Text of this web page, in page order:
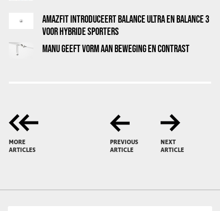
AMAZFIT INTRODUCEERT BALANCE ULTRA EN BALANCE 3
VOOR HYBRIDE SPORTERS
MANU GEEFT VORM AAN BEWEGING EN CONTRAST
MORE
ARTICLES
PREVIOUS
ARTICLE
NEXT
ARTICLE